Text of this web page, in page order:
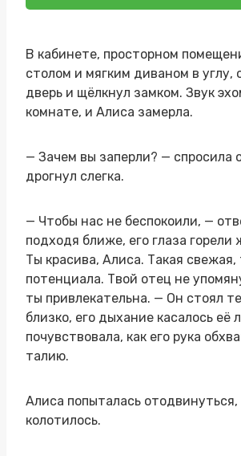
В кабинете, просторном
столом и мягким диваном в углу,
дверь и щёлкнул замком. Звук
комнате, и Алиса замерла.
— Зачем вы заперли? — спросила
дрогнул слегка.
— Чтобы нас не беспокоили, —
подходя ближе, его глаза
Ты красива, Алиса. Такая свежая,
потенциала. Твой отец не
ты привлекательна. — Он стоял
близко, его дыхание касалось её
почувствовала, как его рука
талию.
Алиса попыталась
колотилось.